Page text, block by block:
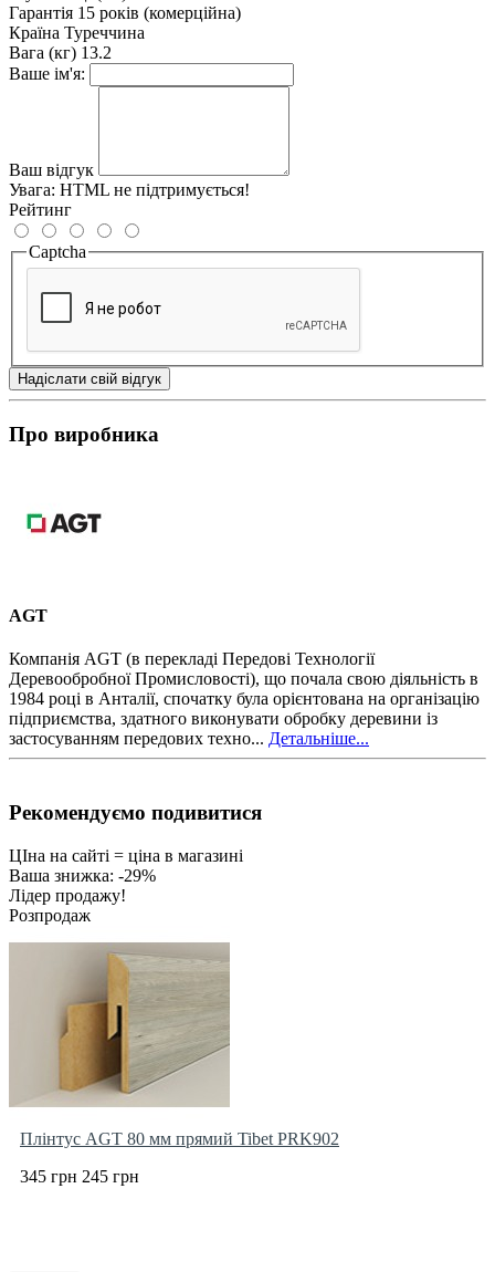
Гарантія 15 років (комерційна)
Країна Туреччина
Вага (кг) 13.2
Ваше ім'я:
Ваш відгук
Увага: HTML не підтримується!
Рейтинг
Captcha
Надіслати свій відгук
Про виробника
AGT
Компанія AGT (в перекладі Передові Технології
Деревообробної Промисловості), що почала свою діяльність в
1984 році в Анталії, спочатку була орієнтована на організацію
підприємства, здатного виконувати обробку деревини із
застосуванням передових техно... Детальніше...
Рекомендуємо подивитися
ЦІна на сайті = ціна в магазині
Ваша знижка: -29%
Лідер продажу!
Розпродаж
Плінтус AGT 80 мм прямий Tibet PRK902
345 грн 245 грн